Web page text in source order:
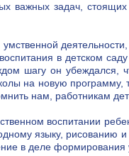
важных задач,
умственной
в детском
шагу он убеждался,
на новую программу,
нам, работникам
воспитании
языку, рисованию
в деле формирования